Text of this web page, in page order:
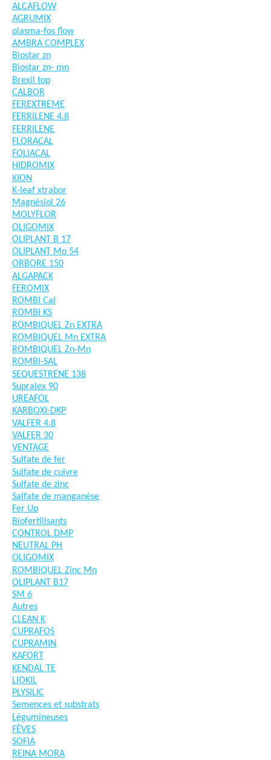
ALCAFLOW
AGRUMIX
plasma-fos flow
AMBRA COMPLEX
Biostar zn
Biostar zn- mn
Brexil top
CALBOR
FEREXTREME
FERRILENE 4.8
FERRILENE
FLORACAL
FOLIACAL
HIDROMIX
KION
K-leaf xtrabor
Magnésiol 26
MOLYFLOR
OLIGOMIX
OLIPLANT B 17
OLIPLANT Mo 54
ORBORE 150
ALGAPACK
FEROMIX
ROMBI Cal
ROMBI KS
ROMBIQUEL Zn EXTRA
ROMBIQUEL Mn EXTRA
ROMBIQUEL Zn-Mn
ROMBI-SAL
SEQUESTRENE 138
Supralex 90
UREAFOL
KARBOXI-DKP
VALFER 4.8
VALFER 30
VENTAGE
Sulfate de fer
Sulfate de cuivre
Sulfate de zinc
Salfate de manganèse
Fer Up
Biofertilisants
CONTROL DMP
NEUTRAL PH
OLIGOMIX
ROMBIQUEL Zinc Mn
OLIPLANT B17
SM 6
Autres
CLEAN K
CUPRAFOS
CUPRAMIN
KAFORT
KENDAL TE
LIOKIL
PLYSILIC
Semences et substrats
Légumineuses
FÈVES
SOFIA
REINA MORA